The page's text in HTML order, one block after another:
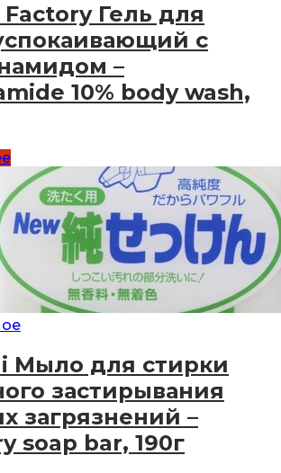
Гель для
с
–
10% body wash,
Мыло для стирки
застирывания
загрязнений –
soap bar, 190г